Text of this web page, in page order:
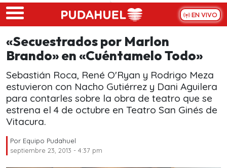
Skip to main content
EN VIVO
«Secuestrados por Marlon
Brando» en «Cuéntamelo Todo»
Sebastián Roca, René O'Ryan y Rodrigo Meza
estuvieron con Nacho Gutiérrez y Dani Aguilera
para contarles sobre la obra de teatro que se
estrena el 4 de octubre en Teatro San Ginés de
Vitacura.
Por Equipo Pudahuel
septiembre 23, 2013 - 4:37 pm